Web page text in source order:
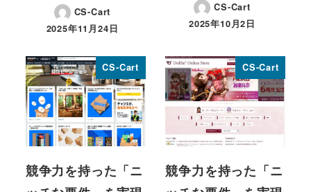
CS-Cart
投稿日
2025年11月24日
CS-Cart
投稿日
2025年10月2日
CS-Cart
競争力を持った「ニ
CS-Cart
競争力を持った「ニ